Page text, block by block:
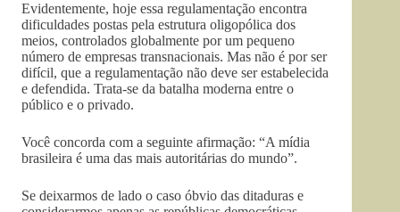
Evidentemente, hoje essa regulamentação encontra
dificuldades postas pela estrutura oligopólica dos
meios, controlados globalmente por um pequeno
número de empresas transnacionais. Mas não é por ser
difícil, que a regulamentação não deve ser estabelecida
e defendida. Trata-se da batalha moderna entre o
público e o privado.
Você concorda com a seguinte afirmação: “A mídia
brasileira é uma das mais autoritárias do mundo”.
Se deixarmos de lado o caso óbvio das ditaduras e